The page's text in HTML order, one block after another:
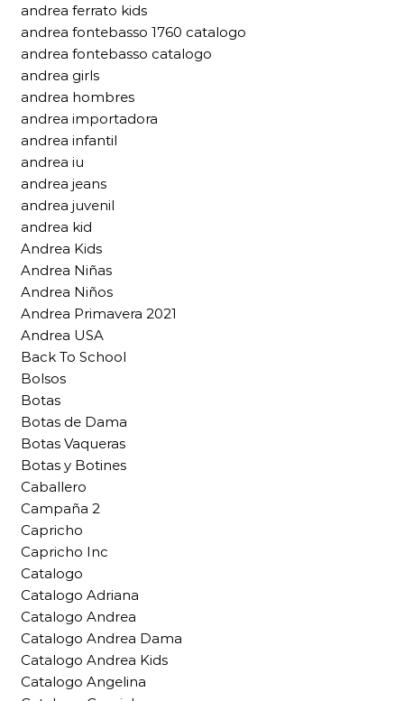
andrea ferrato kids
andrea fontebasso 1760 catalogo
andrea fontebasso catalogo
andrea girls
andrea hombres
andrea importadora
andrea infantil
andrea iu
andrea jeans
andrea juvenil
andrea kid
Andrea Kids
Andrea Niñas
Andrea Niños
Andrea Primavera 2021
Andrea USA
Back To School
Bolsos
Botas
Botas de Dama
Botas Vaqueras
Botas y Botines
Caballero
Campaña 2
Capricho
Capricho Inc
Catalogo
Catalogo Adriana
Catalogo Andrea
Catalogo Andrea Dama
Catalogo Andrea Kids
Catalogo Angelina